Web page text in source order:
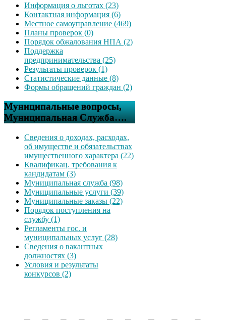
Информация о льготах (23)
Контактная информация (6)
Местное самоуправление (469)
Планы проверок (0)
Порядок обжалования НПА (2)
Поддержка
предпринимательства (25)
Результаты проверок (1)
Статистические данные (8)
Формы обращений граждан (2)
Муниципальные вопросы,
Муниципальная Служба….
Сведения о доходах, расходах,
об имуществе и обязательствах
имущественного характера (22)
Квалификац. требования к
кандидатам (3)
Муниципальная служба (98)
Муниципальные услуги (39)
Муниципальные заказы (22)
Порядок поступления на
службу (1)
Регламенты гос. и
муниципальных услуг (28)
Сведения о вакантных
должностях (3)
Условия и результаты
конкурсов (2)